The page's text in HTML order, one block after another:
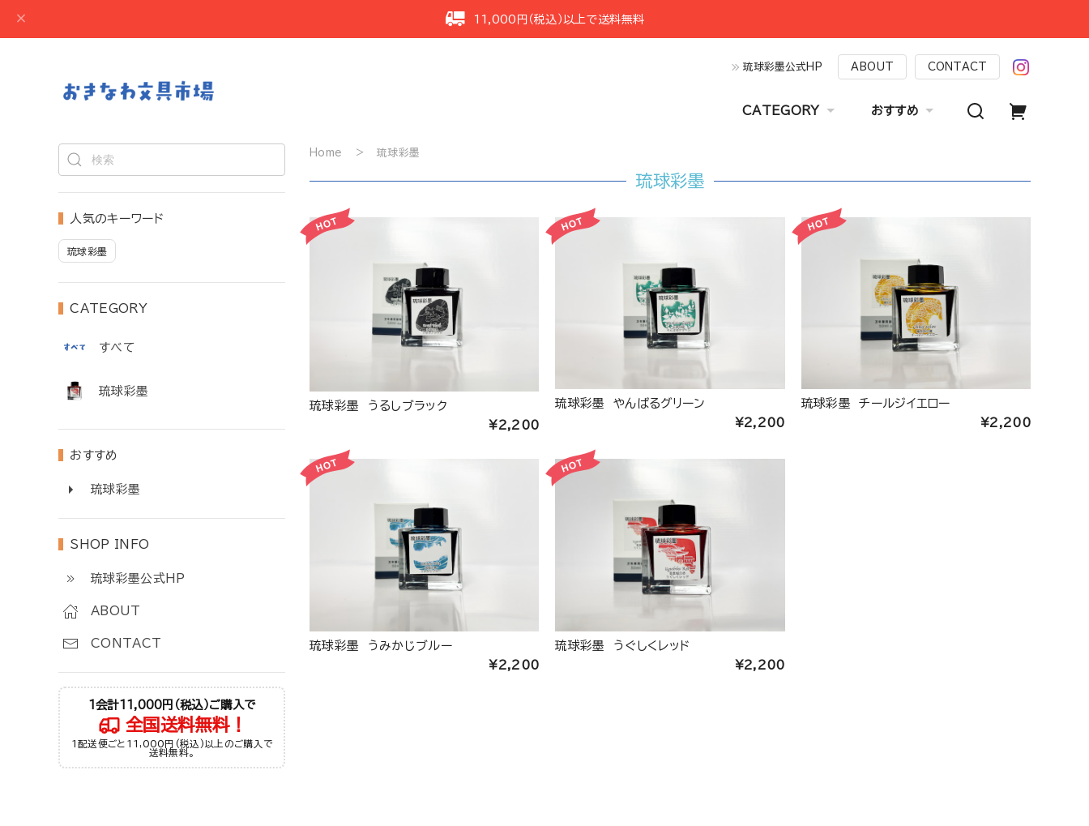
11,000円（税込）以上で送料無料
琉球彩墨公式HP ABOUT CONTACT
CATEGORY おすすめ
人気のキーワード
琉球彩墨
CATEGORY
すべて
琉球彩墨
おすすめ
琉球彩墨
SHOP INFO
琉球彩墨公式HP
ABOUT
CONTACT
1会計11,000円（税込）ご購入で
全国送料無料！
1配送便ごと11,000円(税込)以上のご購入で
送料無料。
Home 琉球彩墨
琉球彩墨
琉球彩墨 うるしブラック
¥2,200
琉球彩墨 やんばるグリーン
¥2,200
琉球彩墨 チールジイエロー
¥2,200
琉球彩墨 うみかじブルー
¥2,200
琉球彩墨 うぐしくレッド
¥2,200